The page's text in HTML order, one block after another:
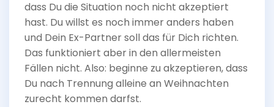
dass Du die Situation noch nicht akzeptiert
hast. Du willst es noch immer anders haben
und Dein Ex-Partner soll das für Dich richten.
Das funktioniert aber in den allermeisten
Fällen nicht. Also: beginne zu akzeptieren, dass
Du nach Trennung alleine an Weihnachten
zurecht kommen darfst.